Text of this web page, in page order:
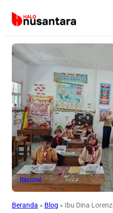
Nasional
Beranda » Blog » Ibu Dina